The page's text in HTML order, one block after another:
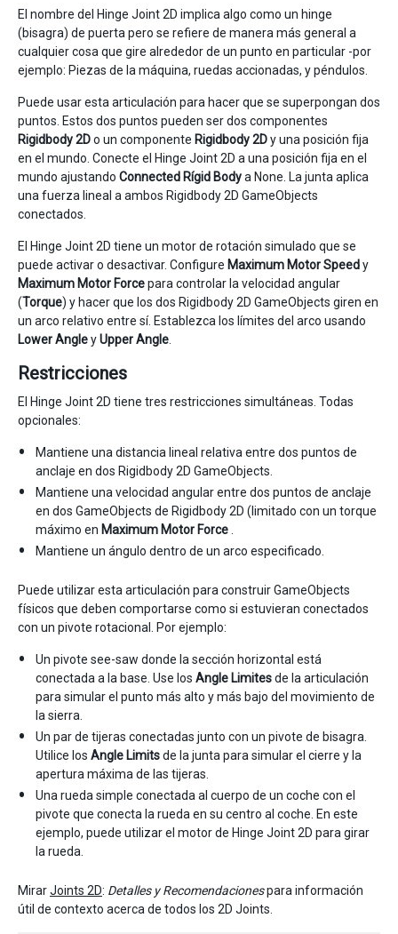
El nombre del Hinge Joint 2D implica algo como un hinge
(bisagra) de puerta pero se refiere de manera más general a
cualquier cosa que gire alrededor de un punto en particular -por
ejemplo: Piezas de la máquina, ruedas accionadas, y péndulos.
Puede usar esta articulación para hacer que se superpongan dos
puntos. Estos dos puntos pueden ser dos componentes
Rigidbody 2Do un componente Rigidbody 2Dy una posición fija
en el mundo. Conecte el Hinge Joint 2D a una posición fija en el
mundo ajustando Connected Rígid Bodya None. La junta aplica
una fuerza lineal a ambos Rigidbody 2D GameObjects
conectados.
El Hinge Joint 2D tiene un motor de rotación simulado que se
puede activar o desactivar. Configure Maximum Motor Speedy
Maximum Motor Forcepara controlar la velocidad angular
(Torque) y hacer que los dos Rigidbody 2D GameObjects giren en
un arco relativo entre sí. Establezca los límites del arco usando
Lower AngleyUpper Angle
Restricciones
El Hinge Joint 2D tiene tres restricciones simultáneas. Todas
opcionales:
Mantiene una distancia lineal relativa entre dos puntos de
anclaje en dos Rigidbody 2D GameObjects.
Mantiene una velocidad angular entre dos puntos de anclaje
en dos GameObjects de Rigidbody 2D (limitado con un torque
máximo en Maximum Motor Force
Mantiene un ángulo dentro de un arco especificado.
Puede utilizar esta articulación para construir GameObjects
físicos que deben comportarse como si estuvieran conectados
con un pivote rotacional. Por ejemplo:
Un pivote see-saw donde la sección horizontal está
conectada a la base. Use los Angle Limitesde la articulación
para simular el punto más alto y más bajo del movimiento de
la sierra.
Un par de tijeras conectadas junto con un pivote de bisagra.
Utilice los Angle Limitsde la junta para simular el cierre y la
apertura máxima de las tijeras.
Una rueda simple conectada al cuerpo de un coche con el
pivote que conecta la rueda en su centro al coche. En este
ejemplo, puede utilizar el motor de Hinge Joint 2D para girar
la rueda.
MirarJoints 2D: Detalles y Recomendacionespara información
útil de contexto acerca de todos los 2D Joints.